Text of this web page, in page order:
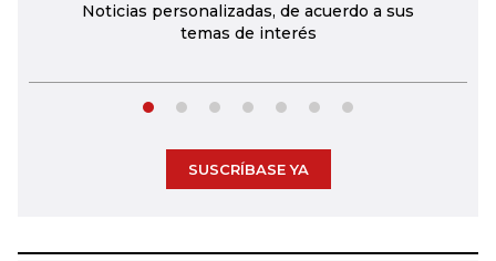
Noticias personalizadas, de acuerdo a sus
temas de interés
SUSCRÍBASE YA